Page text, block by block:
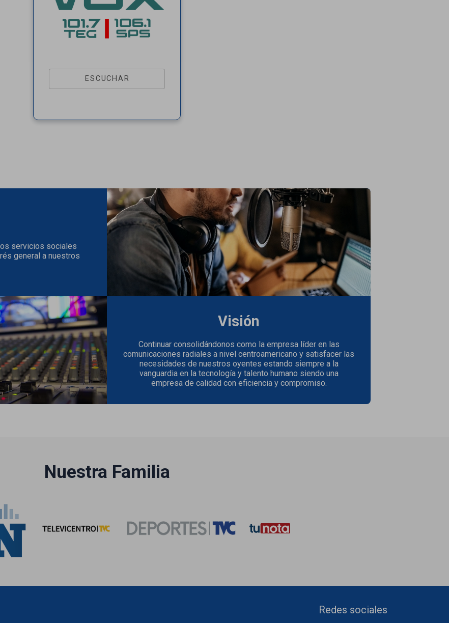
ESCUCHAR
servicios sociales
general a nuestros
Visión
Continuar consolidándonos como la empresa líder en las
comunicaciones radiales a nivel centroamericano y satisfacer las
necesidades de nuestros oyentes estando siempre a la
vanguardia en la tecnología y talento humano siendo una
empresa de calidad con eficiencia y compromiso.
Nuestra Familia
Redes sociales